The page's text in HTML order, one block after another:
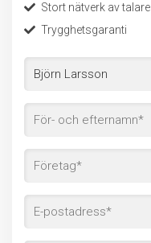
Stort nätverk av talare
Trygghetsgaranti